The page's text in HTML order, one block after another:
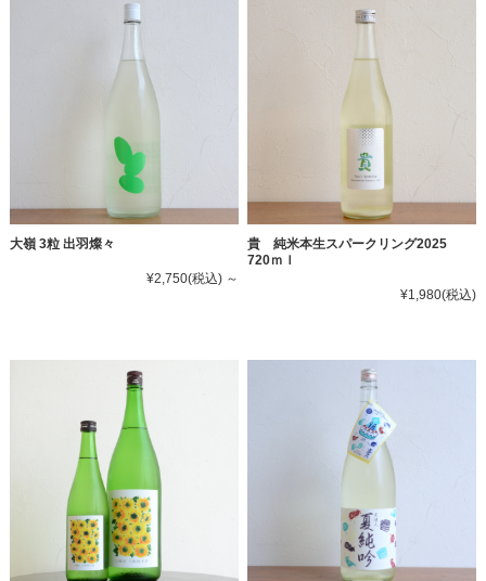
大嶺 3粒 出羽燦々
¥2,750(税込)～
貴 純米本生スパークリング2025
720ｍｌ
¥1,980(税込)